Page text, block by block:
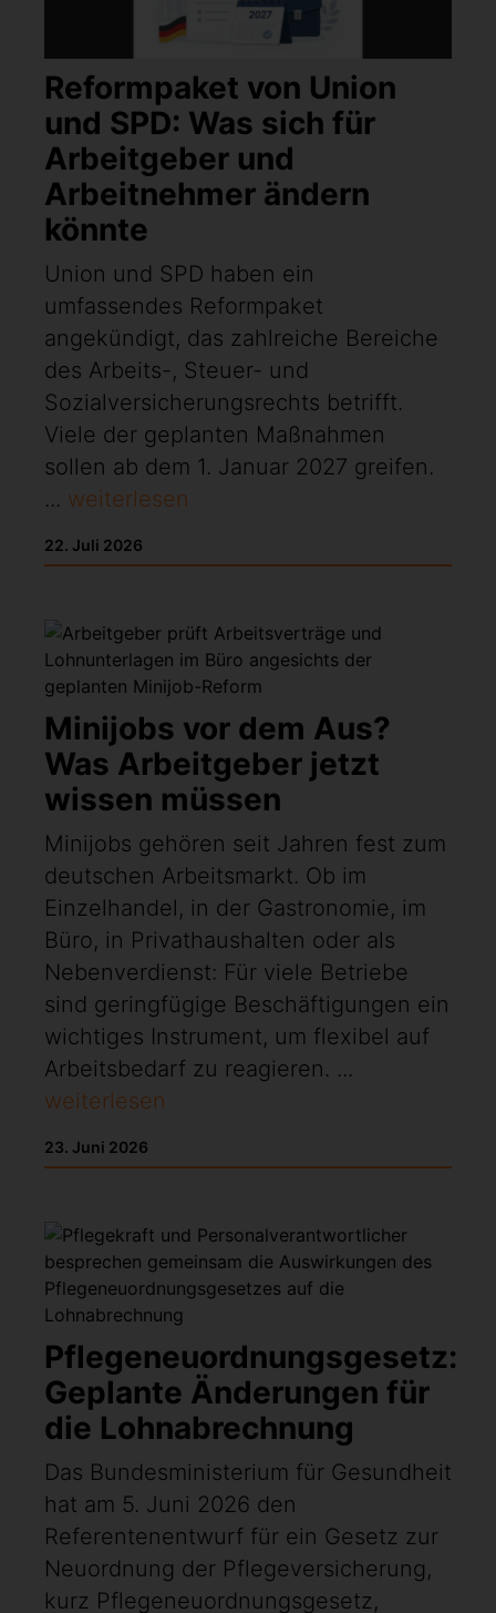
Reformpaket von Union
und SPD: Was sich für
Arbeitgeber und
Arbeitnehmer ändern
könnte
Union und SPD haben ein
umfassendes Reformpaket
angekündigt, das zahlreiche Bereiche
des Arbeits-, Steuer- und
Sozialversicherungsrechts betrifft.
Viele der geplanten Maßnahmen
sollen ab dem 1. Januar 2027 greifen.
... weiterlesen
22. Juli 2026
Minijobs vor dem Aus?
Was Arbeitgeber jetzt
wissen müssen
Minijobs gehören seit Jahren fest zum
deutschen Arbeitsmarkt. Ob im
Einzelhandel, in der Gastronomie, im
Büro, in Privathaushalten oder als
Nebenverdienst: Für viele Betriebe
sind geringfügige Beschäftigungen ein
wichtiges Instrument, um flexibel auf
Arbeitsbedarf zu reagieren. ...
weiterlesen
23. Juni 2026
Pflegeneuordnungsgesetz:
Geplante Änderungen für
die Lohnabrechnung
Das Bundesministerium für Gesundheit
hat am 5. Juni 2026 den
Referentenentwurf für ein Gesetz zur
Neuordnung der Pflegeversicherung,
kurz Pflegeneuordnungsgesetz,